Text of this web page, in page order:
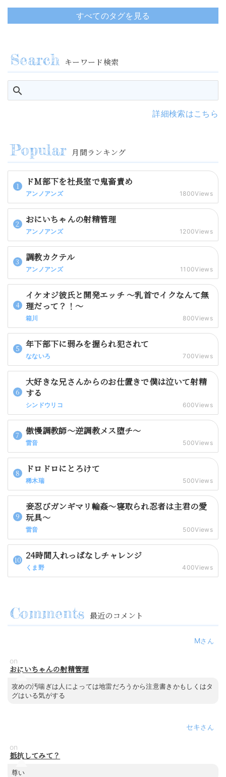
すべてのタグを見る
キーワード検索
詳細検索はこちら
月間ランキング
ドM部下を社長室で鬼畜責め
アンノアンズ 1800Views
おにいちゃんの射精管理
アンノアンズ 1200Views
調教カクテル
アンノアンズ 1100Views
イケオジ彼氏と開発エッチ 〜乳首でイクなんて無
理だって？！〜
箱川 800Views
年下部下に弱みを握られ犯されて
なないろ 700Views
大好きな兄さんからのお仕置きで僕は泣いて射精
する
シンドウリコ 600Views
傲慢調教師～逆調教メス堕チ～
雷音 500Views
ドロドロにとろけて
稀木瑞 500Views
妾忍びガンギマリ輪姦～寝取られ忍者は主君の愛
玩具～
雷音 500Views
24時間入れっぱなしチャレンジ
くま野 400Views
最近のコメント
M
on
おにいちゃんの射精管理
攻めの汚喘ぎは人によっては地雷だろうから注意書きかもしくはタ
グはいる気がする
セキ
on
抵抗してみて？
尊い